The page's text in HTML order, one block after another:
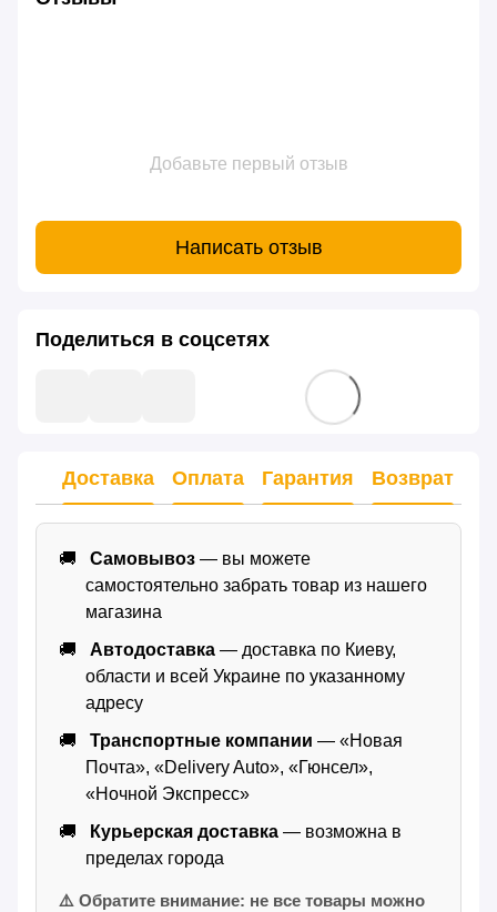
Добавьте первый отзыв
Написать отзыв
Поделиться в соцсетях
Доставка Оплата Гарантия Возврат
Самовывоз — вы можете
самостоятельно забрать товар из нашего
магазина
Автодоставка — доставка по Киеву,
области и всей Украине по указанному
адресу
Транспортные компании — «Новая
Почта», «Delivery Auto», «Гюнсел»,
«Ночной Экспресс»
Курьерская доставка — возможна в
пределах города
⚠️ Обратите внимание: не все товары можно